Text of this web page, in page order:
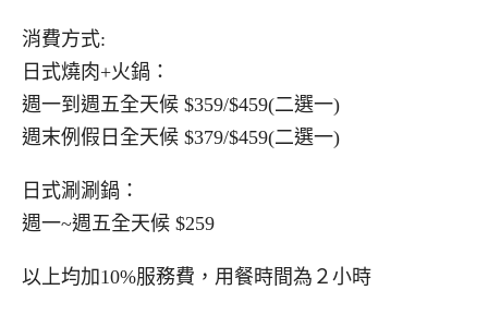
消費方式:
日式燒肉+火鍋：
週一到週五全天候 $359/$459(二選一)
週末例假日全天候 $379/$459(二選一)
日式涮涮鍋：
週一~週五全天候 $259
以上均加10%服務費，用餐時間為２小時